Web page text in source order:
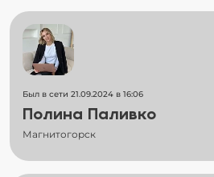
Был в сети 21.09.2024 в 16:06
Полина Паливко
Магнитогорск